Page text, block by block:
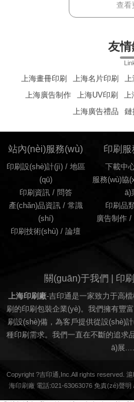
查看
友
上海畫冊印刷 上海名片印刷 上
上海廣告制作
上海UV印刷 上
上海廣告禮品
鏈
站內(nèi)服務(wù)
印刷設(shè)計(jì)/ 地區
(qū)
印刷資訊/ 問答
產(chǎn)品資訊/ 常識
(shí)
印刷技術(shù) /論壇
印刷
下載中
服務(wù)協
ā)
印刷品
廣告制作 /
關(guān)于我們 | 印
上海印刷廠-吉印通是一家致力于高檔
刷的印刷包裝企業(yè)。我們擁有豐
刷設(shè)備，為客戶提供從設(shè)
種印刷需求。我們一直在不斷的追求
ā)展
Copyright ?吉印通,Inc.All rights reserved.
海印刷廠 電話:021-63063076 免責(zé)聲明